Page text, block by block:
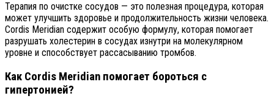
Терапия по очистке сосудов — это полезная процедура, которая
может улучшить здоровье и продолжительность жизни человека.
Cordis Meridian содержит особую формулу, которая помогает
разрушать холестерин в сосудах изнутри на молекулярном
уровне и способствует рассасыванию тромбов.
Как Cordis Meridian помогает бороться с
гипертонией?